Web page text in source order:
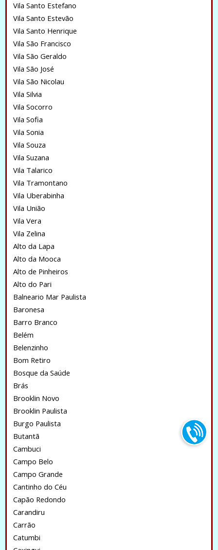
Vila Santo Estefano
Vila Santo Estevão
Vila Santo Henrique
Vila São Francisco
Vila São Geraldo
Vila São José
Vila São Nicolau
Vila Silvia
Vila Socorro
Vila Sofia
Vila Sonia
Vila Souza
Vila Suzana
Vila Talarico
Vila Tramontano
Vila Uberabinha
Vila União
Vila Vera
Vila Zelina
Alto da Lapa
Alto da Mooca
Alto de Pinheiros
Alto do Pari
Balneario Mar Paulista
Baronesa
Barro Branco
Belém
Belenzinho
Bom Retiro
Bosque da Saúde
Brás
Brooklin Novo
Brooklin Paulista
Burgo Paulista
Butantã
Cambuci
Campo Belo
Campo Grande
Cantinho do Céu
Capão Redondo
Carandiru
Carrão
Catumbi